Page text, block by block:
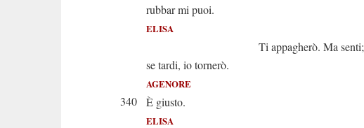
rubbar mi puoi.
ELISA
Ti appagherò. Ma senti;
se tardi, io tornerò.
AGENORE
340 È giusto.
ELISA